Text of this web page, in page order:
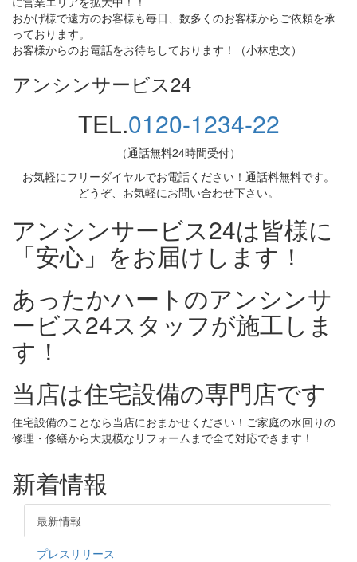
おかげ様で遠方のお客様も毎日、数多くのお客様からご依頼を承
っております。
お客様からのお電話をお待ちしております！（小林忠文）
アンシンサービス24
TEL.0120-1234-22
（通話無料24時間受付）
お気軽にフリーダイヤルでお電話ください！通話料無料です。
どうぞ、お気軽にお問い合わせ下さい。
アンシンサービス24は皆様に
「安心」をお届けします！
あったかハートのアンシンサ
ービス24スタッフが施工しま
す！
当店は住宅設備の専門店です
住宅設備のことなら当店におまかせください！ご家庭の水回りの
修理・修繕から大規模なリフォームまで全て対応できます！
新着情報
最新情報
プレスリリース